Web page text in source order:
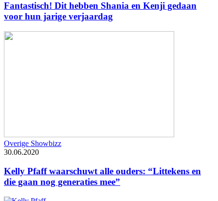
Fantastisch! Dit hebben Shania en Kenji gedaan
voor hun jarige verjaardag
Overige Showbizz
30.06.2020
Kelly Pfaff waarschuwt alle ouders: “Littekens en
die gaan nog generaties mee”